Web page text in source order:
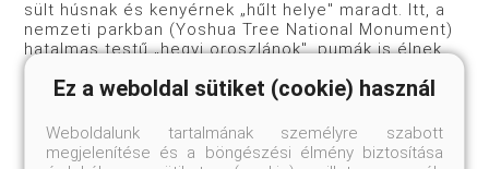
sült húsnak és kenyérnek „hűlt helye" maradt. Itt, a
nemzeti parkban (Yoshua Tree National Monument)
hatalmas testű „hegyi oroszlánok", pumák is élnek,
azonban ritkák, velük alig lehet találkozni.
Szerencsére vizem hozzáférhetetlen volt, mert ha
azt megisszák, máris for­dulhattam volna vissza. A
reggeli nap fényében fotózni és gyűjteni kezdtem, a
hideg éjszaka után valósággal jólesett a meleg. A jól
Ez a weboldal sütiket (cookie) használ
Weboldalunk tartalmának személyre szabott
megjelenítése és a böngészési élmény biztosítása